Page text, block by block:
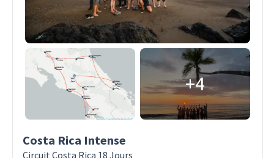
+4
Costa Rica Intense
Circuit Costa Rica 18 Jours